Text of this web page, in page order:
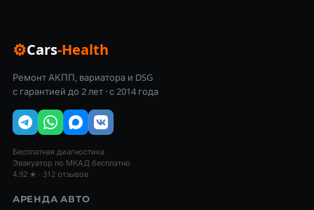
⚙Cars-Health
Ремонт АКПП, вариатора и DSG
с гарантией до 2 лет · с 2014 года
Бесплатная диагностика
Эвакуатор по МКАД бесплатно
4.92 ★ · 312 отзывов
АРЕНДА АВТО